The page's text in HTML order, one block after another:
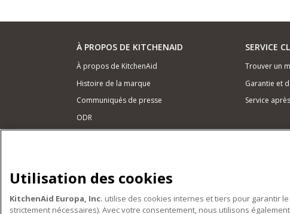
À PROPOS DE KITCHENAID
À propos de KitchenAid
Histoire de la marque
Communiqués de presse
ODR
Matériel de cuisine
Accessoires
SERVICE
Trouver un
Garantie et
Service
Utilisation des cookies
KitchenAid Europa, Inc. utilise des cookies internes et tiers pour garantir
strictement nécessaires). Avec votre consentement, nous utilisons